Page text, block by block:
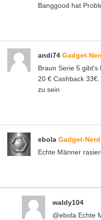
Banggood hat
andi74 Gadget-
Braun Serie 5 gibt's
20 € Cashback
zu sein
ebola Gadget-Nerd
Echte Männer
waldy104
@ebola Echte